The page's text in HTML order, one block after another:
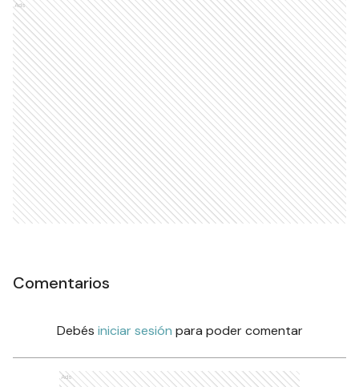
Ads
Comentarios
Debés iniciar sesión para poder comentar
Ads